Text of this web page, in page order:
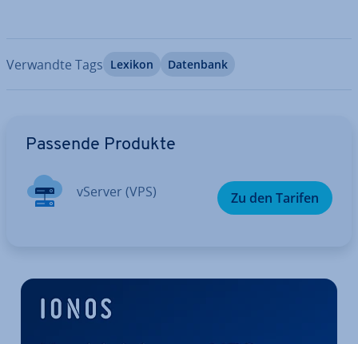
Verwandte Tags Lexikon Datenbank
Passende Produkte
vServer (VPS) Zu den Tarifen